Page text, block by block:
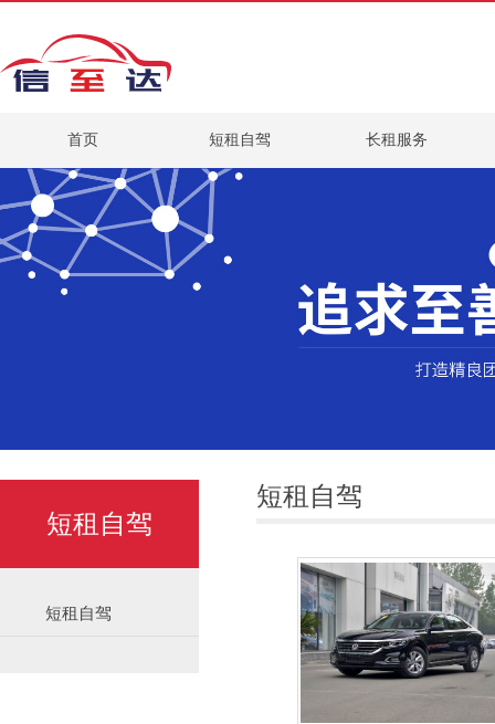
首页 短租自驾 长租服务
短租自驾
短租自驾
短租自驾